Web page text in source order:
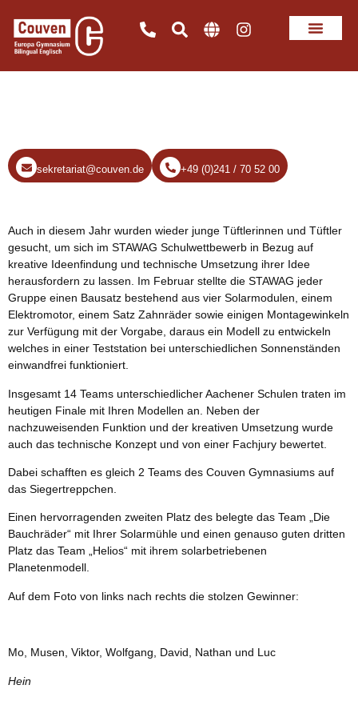
sekretariat@couven.de +49 (0)241 / 70 52 00
Auch in diesem Jahr wurden wieder junge Tüftlerinnen und Tüftler
gesucht, um sich im STAWAG Schulwettbewerb in Bezug auf
kreative Ideenfindung und technische Umsetzung ihrer Idee
herausfordern zu lassen. Im Februar stellte die STAWAG jeder
Gruppe einen Bausatz bestehend aus vier Solarmodulen, einem
Elektromotor, einem Satz Zahnräder sowie einigen Montagewinkeln
zur Verfügung mit der Vorgabe, daraus ein Modell zu entwickeln
welches in einer Teststation bei unterschiedlichen Sonnenständen
einwandfrei funktioniert.
Insgesamt 14 Teams unterschiedlicher Aachener Schulen traten im
heutigen Finale mit Ihren Modellen an. Neben der
nachzuweisenden Funktion und der kreativen Umsetzung wurde
auch das technische Konzept und von einer Fachjury bewertet.
Dabei schafften es gleich 2 Teams des Couven Gymnasiums auf
das Siegertreppchen.
Einen hervorragenden zweiten Platz des belegte das Team „Die
Bauchräder“ mit Ihrer Solarmühle und einen genauso guten dritten
Platz das Team „Helios“ mit ihrem solarbetriebenen
Planetenmodell.
Auf dem Foto von links nach rechts die stolzen Gewinner:
Mo, Musen, Viktor, Wolfgang, David, Nathan und Luc
Hein